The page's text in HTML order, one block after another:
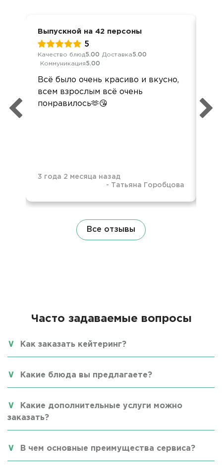
Выпускной на 42 персоны
5
Качество блюд5.00 Доставка5.00
Коммуникация5.00
Всё было очень красиво и вкусно,
всем взрослым всё очень
понравилось🫶😘
3 года 2 месяца назад
- Татьяна Горобцова
Все отзывы
Часто задаваемые вопросы
Как заказать кейтеринг?
Какие блюда вы предлагаете?
Какие дополнительные услуги можно
заказать?
В чем основные преимущества сервиса?